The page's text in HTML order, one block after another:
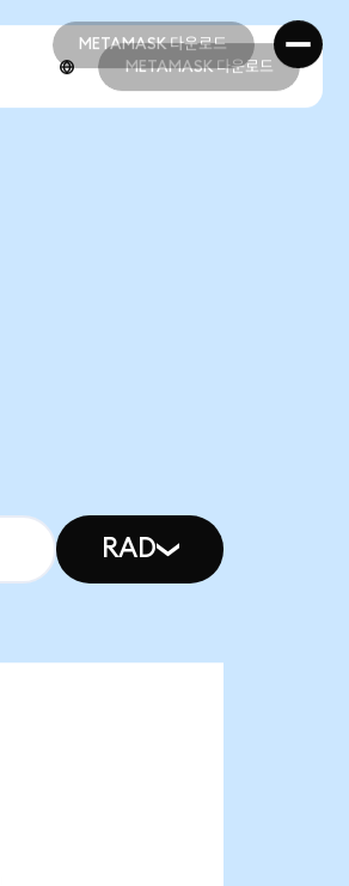
METAMASK 다운로드
METAMASK 다운로드
METAMASK 다운로드
RAD